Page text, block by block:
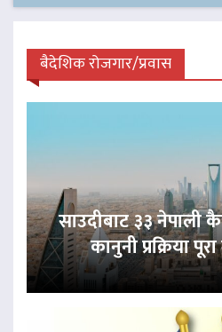
बैदेशिक रोजगार/प्रवास
साउदीबाट ३३ नेपाली
कानुनी प्रक्रिया